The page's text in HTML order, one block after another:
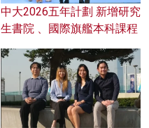
中大2026五年計劃 新增研究
生書院 、國際旗艦本科課程